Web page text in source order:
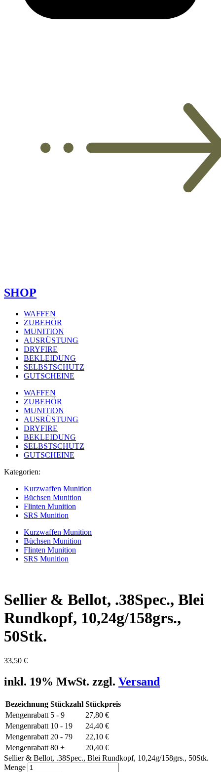
SHOP
WAFFEN
ZUBEHÖR
MUNITION
AUSRÜSTUNG
DRYFIRE
BEKLEIDUNG
SELBSTSCHUTZ
GUTSCHEINE
WAFFEN
ZUBEHÖR
MUNITION
AUSRÜSTUNG
DRYFIRE
BEKLEIDUNG
SELBSTSCHUTZ
GUTSCHEINE
Kategorien:
Kurzwaffen Munition
Büchsen Munition
Flinten Munition
SRS Munition
Kurzwaffen Munition
Büchsen Munition
Flinten Munition
SRS Munition
Sellier & Bellot, .38Spec., Blei
Rundkopf, 10,24g/158grs.,
50Stk.
33,50 €
inkl. 19% MwSt. zzgl. Versand
Bezeichnung Stückzahl Stückpreis
Mengenrabatt 5 - 9 27,80 €
Mengenrabatt 10 - 19 24,40 €
Mengenrabatt 20 - 79 22,10 €
Mengenrabatt 80 + 20,40 €
Sellier & Bellot, .38Spec., Blei Rundkopf, 10,24g/158grs., 50Stk.
Menge